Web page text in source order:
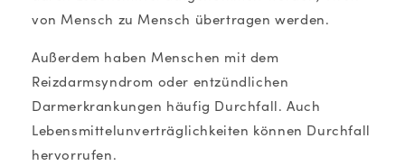
von Mensch zu Mensch übertragen werden.
Außerdem haben Menschen mit dem
Reizdarmsyndrom oder entzündlichen
Darmerkrankungen häufig Durchfall. Auch
Lebensmittelunverträglichkeiten können Durchfall
hervorrufen.